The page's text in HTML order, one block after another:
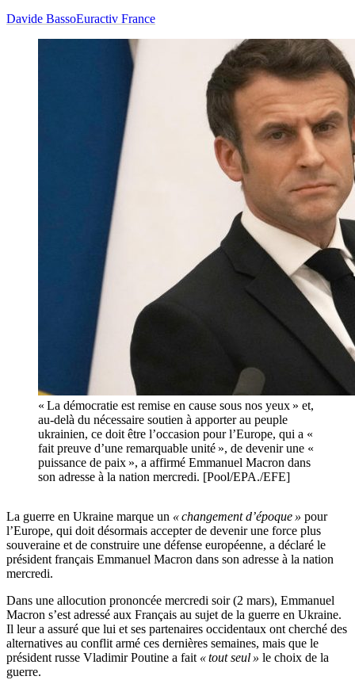
Davide BassoEuractiv France
« La démocratie est remise en cause sous nos yeux » et,
au-delà du nécessaire soutien à apporter au peuple
ukrainien, ce doit être l’occasion pour l’Europe, qui a «
fait preuve d’une remarquable unité », de devenir une «
puissance de paix », a affirmé Emmanuel Macron dans
son adresse à la nation mercredi. [Pool/EPA./EFE]
La guerre en Ukraine marque un « changement d’époque » pour
l’Europe, qui doit désormais accepter de devenir une force plus
souveraine et de construire une défense européenne, a déclaré le
président français Emmanuel Macron dans son adresse à la nation
mercredi.
Dans une allocution prononcée mercredi soir (2 mars), Emmanuel
Macron s’est adressé aux Français au sujet de la guerre en Ukraine.
Il leur a assuré que lui et ses partenaires occidentaux ont cherché des
alternatives au conflit armé ces dernières semaines, mais que le
président russe Vladimir Poutine a fait « tout seul » le choix de la
guerre.